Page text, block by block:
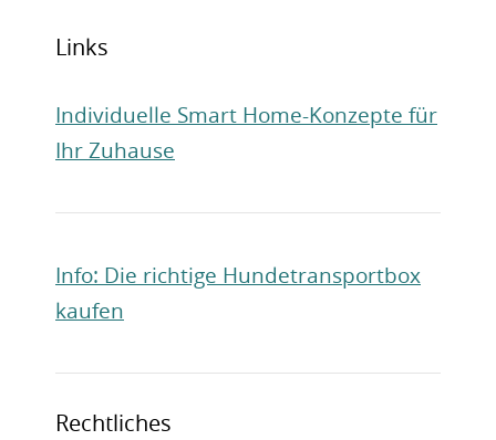
Links
Individuelle Smart Home-Konzepte für
Ihr Zuhause
Info: Die richtige Hundetransportbox
kaufen
Rechtliches